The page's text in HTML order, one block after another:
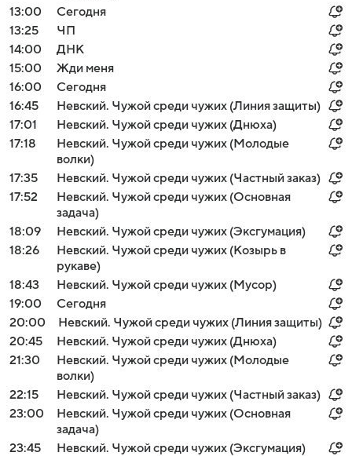
13:00
Сегодня
13:25
ЧП
14:00
ДНК
15:00
Жди меня
16:00
Сегодня
16:45
Невский. Чужой среди чужих (Линия защиты)
17:01
Невский. Чужой среди чужих (Днюха)
17:18
Невский. Чужой среди чужих (Молодые
волки)
17:35
Невский. Чужой среди чужих (Частный заказ)
17:52
Невский. Чужой среди чужих (Основная
задача)
18:09
Невский. Чужой среди чужих (Эксгумация)
18:26
Невский. Чужой среди чужих (Козырь в
рукаве)
18:43
Невский. Чужой среди чужих (Мусор)
19:00
Сегодня
20:00
Невский. Чужой среди чужих (Линия защиты)
20:45
Невский. Чужой среди чужих (Днюха)
21:30
Невский. Чужой среди чужих (Молодые
волки)
22:15
Невский. Чужой среди чужих (Частный заказ)
23:00
Невский. Чужой среди чужих (Основная
задача)
23:45
Невский. Чужой среди чужих (Эксгумация)